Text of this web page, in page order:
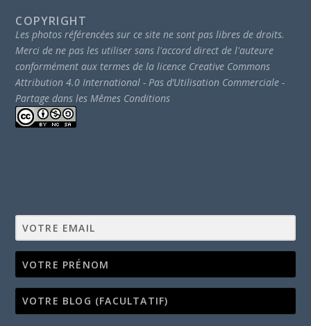
COPYRIGHT
Les photos référencées sur ce site ne sont pas libres de droits.
Merci de ne pas les utiliser sans l'accord direct de l'auteure
conformément aux termes de la licence Creative Commons
Attribution 4.0 International - Pas d’Utilisation Commerciale -
Partage dans les Mêmes Conditions